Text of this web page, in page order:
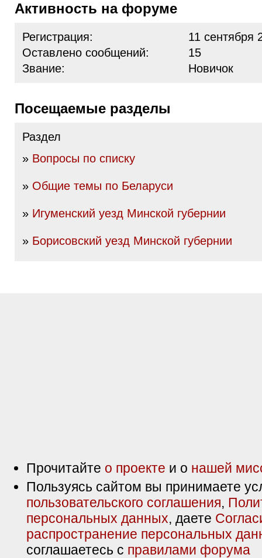
Активность на форуме
Регистрация:
11 сентября
Оставлено сообщений:
15
Звание:
Новичок
Посещаемые разделы
Раздел
» Вопросы по списку
» Общие темы по Беларуси
» Игуменский уезд Минской губернии
» Борисовский уезд Минской губернии
Прочитайте о проекте и о нашей
Пользуясь сайтом вы принимаете
пользовательского соглашения,
персональных данных, даете
распространение персональных
соглашаетесь с правилами форума